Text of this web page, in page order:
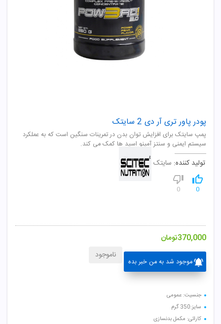
پودر پاور تری آر دی 2 سایتک
پمپ سایتک برای افزایش توان بدن در تمرینات سنگین است که به عملکرد
سیستم ایمنی و سنتز آمینو اسید ها کمک می کند.
تولید کننده: سایتک
0
0
370,000تومان
موجود شد به من خبر بده
ناموجود
جنسیت: عمومی
سایز:350 گرم
کارائی: مکمل بدنسازی